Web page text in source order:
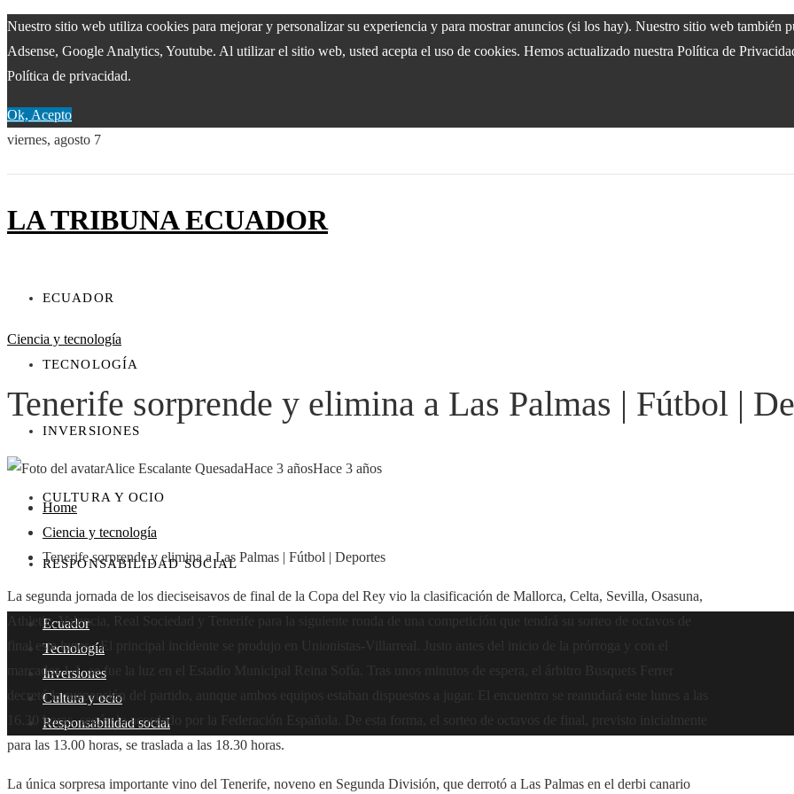
Nuestro sitio web utiliza cookies para mejorar y personalizar su experiencia y para mostrar anuncios (si los hay). Nuestro sitio web también
Adsense, Google Analytics, Youtube. Al utilizar el sitio web, usted acepta el uso de cookies. Hemos actualizado nuestra Política de
Política de privacidad.
Ok, Acepto
viernes, agosto 7
LA TRIBUNA ECUADOR
ECUADOR
TECNOLOGÍA
INVERSIONES
CULTURA Y OCIO
RESPONSABILIDAD SOCIAL
Ecuador
Tecnología
Inversiones
Cultura y ocio
Responsabilidad social
Ciencia y tecnología
Tenerife sorprende y elimina a Las Palmas | Fútbol |
Alice Escalante QuesadaHace 3 añosHace 3 años
Home
Ciencia y tecnología
Tenerife sorprende y elimina a Las Palmas | Fútbol | Deportes
La segunda jornada de los dieciseisavos de final de la Copa del Rey vio la clasificación de Mallorca, Celta, Sevilla, Osasuna,
Athletic, Valencia, Real Sociedad y Tenerife para la siguiente ronda de una competición que tendrá su sorteo de octavos de
final este lunes . El principal incidente se produjo en Unionistas-Villarreal. Justo antes del inicio de la prórroga y con el
marcador 1-1, se fue la luz en el Estadio Municipal Reina Sofía. Tras unos minutos de espera, el árbitro Busquets Ferrer
decretó la suspensión del partido, aunque ambos equipos estaban dispuestos a jugar. El encuentro se reanudará este lunes a las
16.30 horas, según lo acordado por la Federación Española. De esta forma, el sorteo de octavos de final, previsto inicialmente
para las 13.00 horas, se traslada a las 18.30 horas.
La única sorpresa importante vino del Tenerife, noveno en Segunda División, que derrotó a Las Palmas en el derbi canario